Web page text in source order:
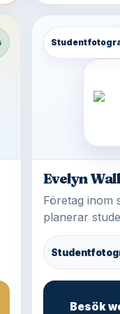
Evelyn
Företag inom
planerar
Besök